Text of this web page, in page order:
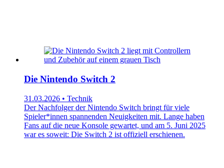
Die Nintendo Switch 2
31.03.2026 • Technik
Der Nachfolger der Nintendo Switch bringt für viele
Spieler*innen spannenden Neuigkeiten mit. Lange haben
Fans auf die neue Konsole gewartet, und am 5. Juni 2025
war es soweit: Die Switch 2 ist offiziell erschienen.